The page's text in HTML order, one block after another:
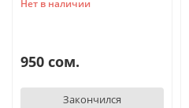
Нет в наличии
950 сом.
Закончился